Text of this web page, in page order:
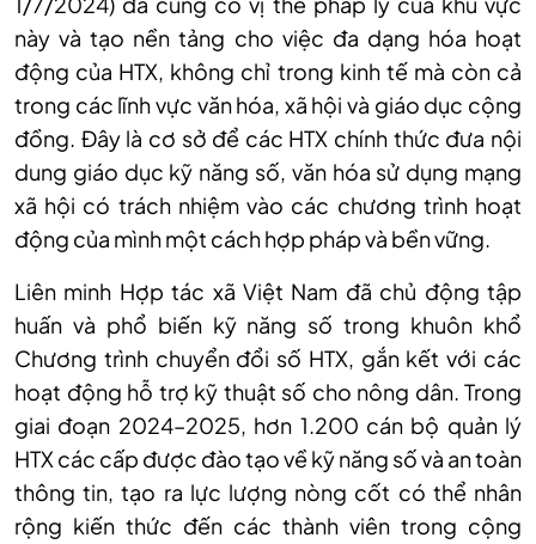
này và tạo nền tảng cho việc đa dạng hóa hoạt
động của HTX, không chỉ trong kinh tế mà còn cả
trong các lĩnh vực văn hóa, xã hội và giáo dục cộng
đồng. Đây là cơ sở để các HTX chính thức đưa nội
dung giáo dục kỹ năng số, văn hóa sử dụng mạng
xã hội có trách nhiệm vào các chương trình hoạt
động của mình một cách hợp pháp và bền vững.
Liên minh Hợp tác xã Việt Nam đã chủ động tập
huấn và phổ biến kỹ năng số trong khuôn khổ
Chương trình chuyển đổi số HTX, gắn kết với các
hoạt động hỗ trợ kỹ thuật số cho nông dân. Trong
giai đoạn 2024–2025, hơn 1.200 cán bộ quản lý
HTX các cấp được đào tạo về kỹ năng số và an toàn
thông tin, tạo ra lực lượng nòng cốt có thể nhân
rộng kiến thức đến các thành viên trong cộng